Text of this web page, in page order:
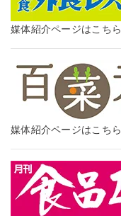
媒体紹介ページはこちら
媒体紹介ページはこちら